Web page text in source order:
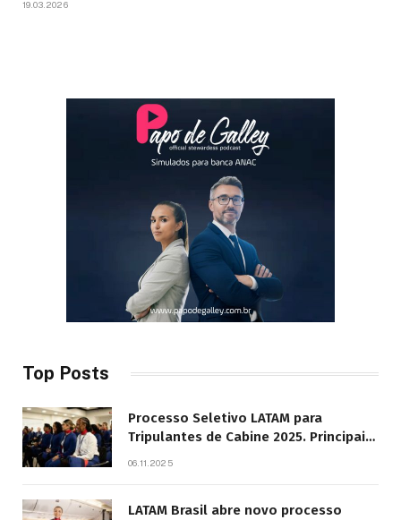
19.03.2026
Top Posts
Processo Seletivo LATAM para
Tripulantes de Cabine 2025. Principais
06.11.2025
LATAM Brasil abre novo processo